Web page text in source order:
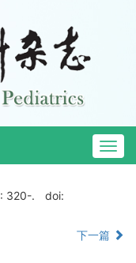
: 320-.
doi:
下一篇